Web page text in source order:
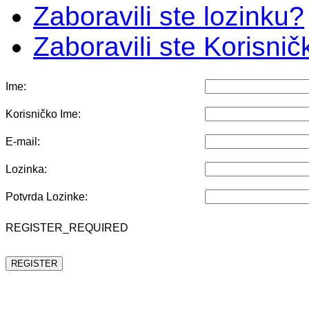
Zaboravili ste lozinku?
Zaboravili ste
Ime:
Korisničko Ime:
E-mail:
Lozinka:
Potvrda Lozinke:
REGISTER_REQUIRED
REGISTER